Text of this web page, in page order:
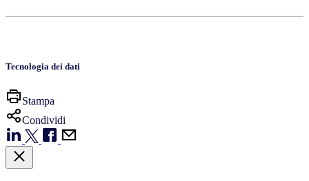
Tecnologia dei dati
Stampa
Condividi